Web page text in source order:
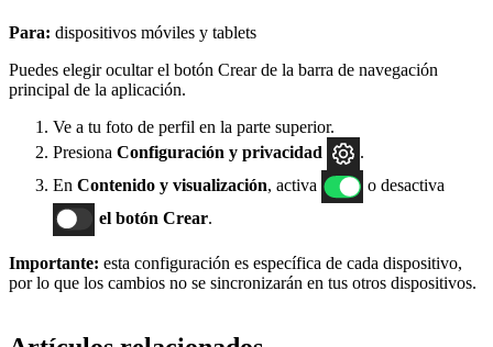
Para: dispositivos móviles y tablets
Puedes elegir ocultar el botón Crear de la barra de navegación
principal de la aplicación.
Ve a tu foto de perfil en la parte superior.
Presiona Configuración y privacidad
.
En Contenido y visualización, activa
o desactiva
el botón Crear.
Importante: esta configuración es específica de cada dispositivo,
por lo que los cambios no se sincronizarán en tus otros dispositivos.